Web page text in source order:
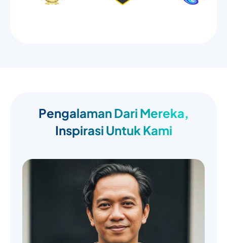
Pengalaman Dari Mereka,
Inspirasi Untuk Kami